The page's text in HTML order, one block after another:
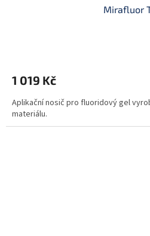
Mirafluor
1 019 Kč
Aplikační nosič pro fluoridový gel
materiálu.